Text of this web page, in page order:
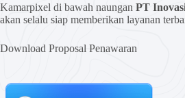
Kamarpixel di bawah naungan PT
akan selalu siap memberikan layanan
Download Proposal Penawaran